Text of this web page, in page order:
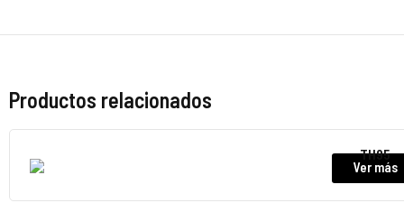
Productos relacionados
TH95
Ver más